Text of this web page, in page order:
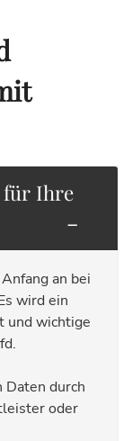
für Ihre
an bei
wird ein
und wichtige
Daten durch
oder